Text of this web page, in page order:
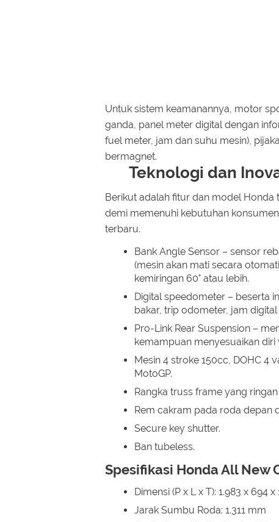
Untuk sistem keamanannya, motor
ganda, panel meter digital dengan
fuel meter, jam dan suhu mesin),
bermagnet.
Teknologi dan
Berikut adalah fitur dan model Honda
demi memenuhi kebutuhan
terbaru.
Bank Angle Sensor – sensor
(mesin akan mati secara
kemiringan 60° atau lebih.
Digital speedometer – beserta
bakar, trip odometer, jam
Pro-Link Rear Suspension –
kemampuan menyesuaikan
Mesin 4 stroke 150cc, DOHC 4
MotoGP.
Rangka truss frame yang
Rem cakram pada roda depan
Secure key shutter.
Ban tubeless.
Spesifikasi Honda All New
Dimensi (P x L x T): 1.983 x 694
Jarak Sumbu Roda: 1.311 mm